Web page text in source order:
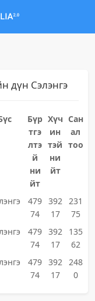
дүн Сэлэнгэ
Бүр
тгэ
лтэ
й
ни
йт
Хүч
ин
тэй
ни
йт
Сан
ал
тоо
479
74
392
17
231
75
479
74
392
17
135
62
479
74
392
17
248
0